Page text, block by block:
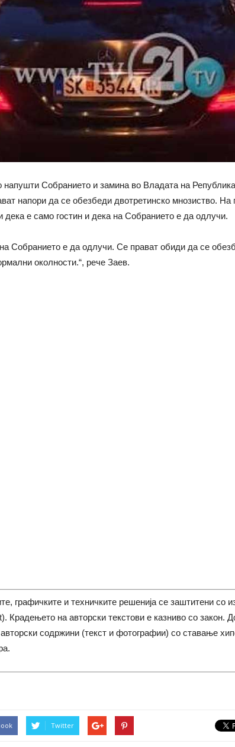
напушти Собранието и замина во Владата на Република
напори да се обезбеди двотретинско мнозиство.
дека е само гостин и дека на Собранието е да одлучи.
Собранието е да одлучи. Се прават обиди да се
околности.“, рече Заев.
графичките и техничките решенија се заштитени со
Крадењето на авторски текстови е казниво со закон.
содржини (текст и фотографии) со ставање
Twitter